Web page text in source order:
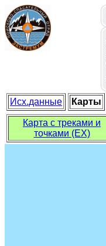
Исх.данные Карты
Карта с треками и
точками (EX)